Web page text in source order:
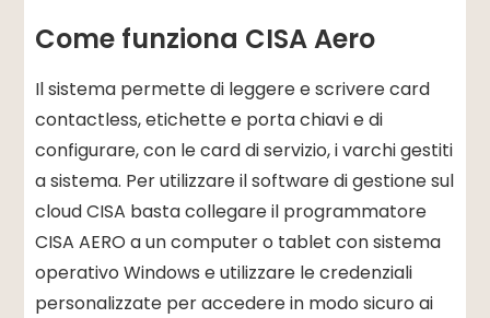
Come funziona CISA Aero
Il sistema permette di leggere e scrivere card
contactless, etichette e porta chiavi e di
configurare, con le card di servizio, i varchi gestiti
a sistema. Per utilizzare il software di gestione sul
cloud CISA basta collegare il programmatore
CISA AERO a un computer o tablet con sistema
operativo Windows e utilizzare le credenziali
personalizzate per accedere in modo sicuro ai